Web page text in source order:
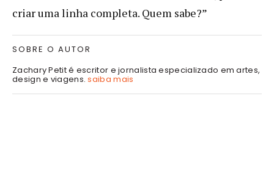
criar uma linha completa. Quem sabe?”
SOBRE O AUTOR
Zachary Petit é escritor e jornalista especializado em artes,
design e viagens.saiba mais